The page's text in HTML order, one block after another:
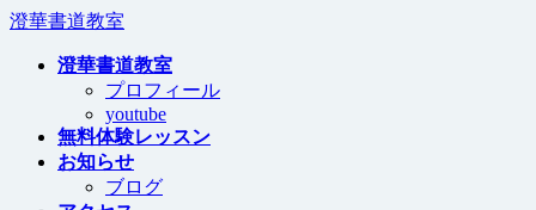
コ
ナ
澄華書道教室
澄華書道教室
プロフィール
youtube
無料体験レッスン
お知らせ
ブログ